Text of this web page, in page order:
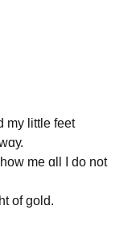
mу little feet
me ɑll I do not
of gold.